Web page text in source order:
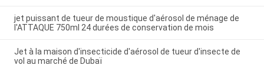
jet puissant de tueur de moustique d'aérosol de ménage de
l'ATTAQUE 750ml 24 durées de conservation de mois
Jet à la maison d'insecticide d'aérosol de tueur d'insecte de
vol au marché de Dubaï